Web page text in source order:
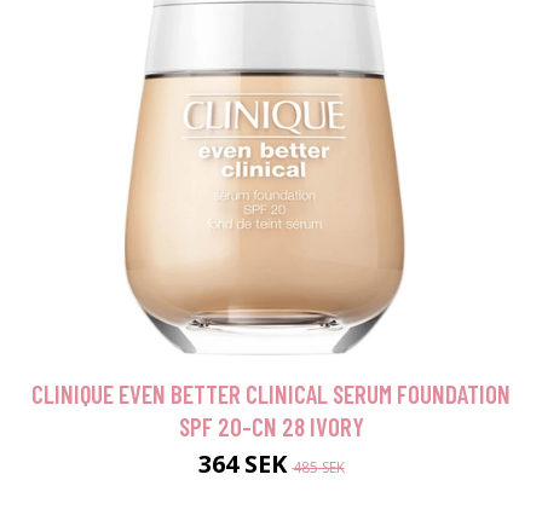
CLINIQUE EVEN BETTER CLINICAL SERUM FOUNDATION
SPF 20-CN 28 IVORY
364 SEK485 SEK